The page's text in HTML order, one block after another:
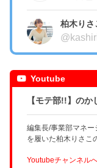
柏木りさ
Youtube
【モテ部!!】のか
編集長/事業部マネ
を履いた柏木りさこ
Youtubeチャンネル